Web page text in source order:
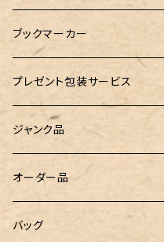
島田小割製材所
Ystudio（ワイスタジオ）
LOGステーショナリー
WATERMAN（ウォーターマン）
工房sokoharo（そこはろ）
どんぐりころころ（木のおもちゃ）
ラジオメーター
Tempo Drop（テンポドロップ）
グラスマーカー
バッグハンガー
ぺんてる
廃盤品 Ain シュタイン 0.3
廃盤品 Ain シュタイン 0.2
ブックマーカー
ペーパーペン by if
プレゼント包装サービス
ジャンク品
オーダー品
バッグ